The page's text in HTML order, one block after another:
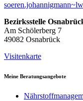
Bezirksstelle
Am Schölerberg 7
49082 Osnabrück
Visitenkarte
Meine Beratungsangebote